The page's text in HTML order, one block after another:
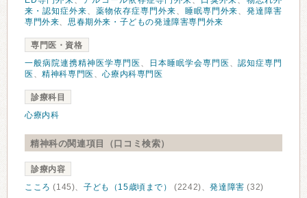
来・認知症外来、 薬物依存症専門外来、 睡眠専門外来、発達障害
専門外来、思春期外来・子どもの発達障害専門外来
専門医・資格
一般病院連携精神医学専門医 、 日本睡眠学会専門医 、認知症専門
医 、精神科専門医 、心療内科専門医
診療科目
心療内科
精神科の関連項目（口コミ検索）
診療内容
こころ (145)、子ども（15歳頃まで） (2242)、発達障害 (32)